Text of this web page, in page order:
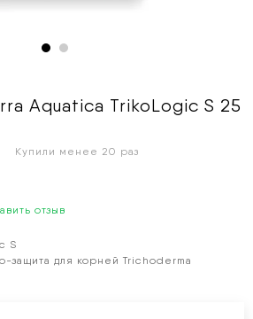
Aquatica TrikoLogic S 25
Купили менее 20 раз
отзыв
S
защита для корней Trichoderma